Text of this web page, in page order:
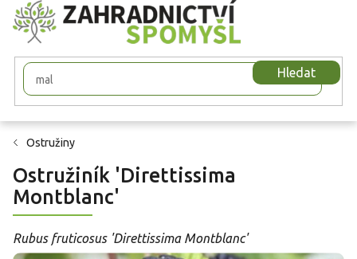
Přejít
na
obsah
Hledat
Ostružiny
Ostružiník 'Direttissima
Montblanc'
Rubus fruticosus 'Direttissima Montblanc'